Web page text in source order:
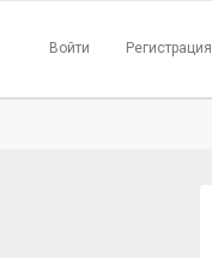
Войти Регистрация